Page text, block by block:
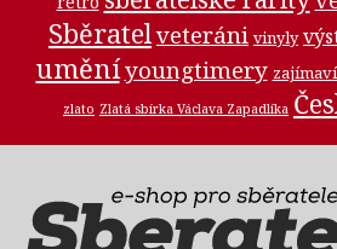
Sběratelveteráni vinyly
uměníyoungtimery
zlato Zlatá sbírka Václava Zapadlíka